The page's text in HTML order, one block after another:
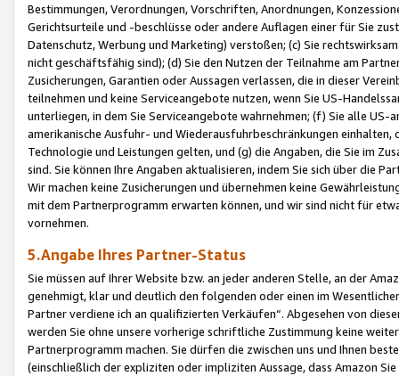
Bestimmungen, Verordnungen, Vorschriften, Anordnungen,
Gerichtsurteile und -beschlüsse oder andere Auflagen einer für Sie
Datenschutz, Werbung und Marketing) verstoßen; (c) Sie
nicht geschäftsfähig sind); (d) Sie den Nutzen der Teilnahme am
Zusicherungen, Garantien oder Aussagen verlassen, die in dieser
teilnehmen und keine Serviceangebote nutzen, wenn Sie US-
unterliegen, in dem Sie Serviceangebote wahrnehmen; (f) Sie alle
amerikanische Ausfuhr- und Wiederausfuhrbeschränkungen
Technologie und Leistungen gelten, und (g) die Angaben, die Sie im
sind. Sie können Ihre Angaben aktualisieren, indem Sie sich über die
Wir machen keine Zusicherungen und übernehmen keine
mit dem Partnerprogramm erwarten können, und wir sind nicht für
vornehmen.
5.Angabe Ihres Partner-Status
Sie müssen auf Ihrer Website bzw. an jeder anderen Stelle, an der
genehmigt, klar und deutlich den folgenden oder einen im
Partner verdiene ich an qualifizierten Verkäufen“. Abgesehen von
werden Sie ohne unsere vorherige schriftliche Zustimmung keine
Partnerprogramm machen. Sie dürfen die zwischen uns und Ihnen
(einschließlich der expliziten oder impliziten Aussage, dass Amazon